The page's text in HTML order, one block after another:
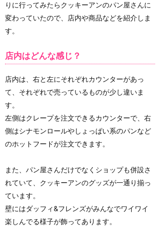
りに行ってみたらクッキーアンのパン屋さんに
変わっていたので、店内や商品などを紹介しま
す。
店内はどんな感じ？
店内は、右と左にそれぞれカウンターがあっ
て、それぞれで売っているものが少し違いま
す。
左側はクレープを注文できるカウンターで、右
側はシナモンロールやしょっぱい系のパンなど
のホットフードが注文できます。
また、パン屋さんだけでなくショップも併設さ
れていて、クッキーアンのグッズが一通り揃っ
ています。
壁にはダッフィ&フレンズがみんなでワイワイ
楽しんでる様子が飾ってあります。